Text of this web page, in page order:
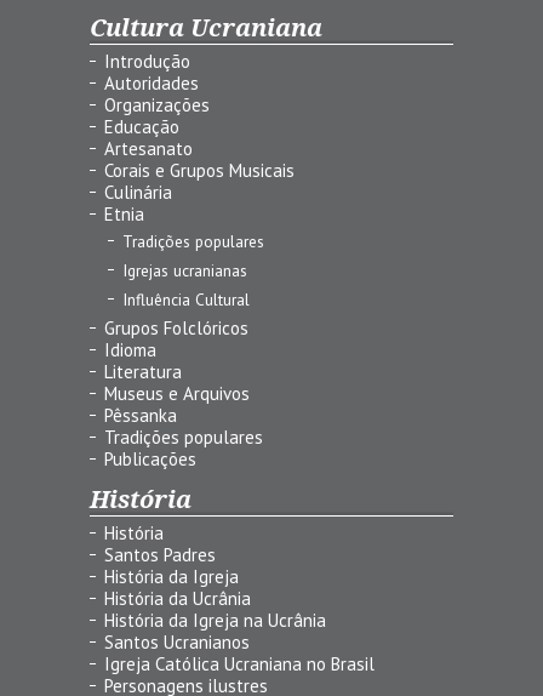
Cultura Ucraniana
Introdução
Autoridades
Organizações
Educação
Artesanato
Corais e Grupos Musicais
Culinária
Etnia
Tradições populares
Igrejas ucranianas
Influência Cultural
Grupos Folclóricos
Idioma
Literatura
Museus e Arquivos
Pêssanka
Tradições populares
Publicações
História
História
Santos Padres
História da Igreja
História da Ucrânia
História da Igreja na Ucrânia
Santos Ucranianos
Igreja Católica Ucraniana no Brasil
Personagens ilustres